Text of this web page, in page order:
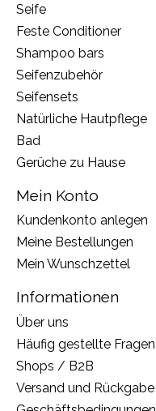
Seife
Feste Conditioner
Shampoo bars
Seifenzubehör
Seifensets
Natürliche Hautpflege
Bad
Gerüche zu Hause
Mein Konto
Kundenkonto anlegen
Meine Bestellungen
Mein Wunschzettel
Informationen
Über uns
Häufig gestellte Fragen
Shops / B2B
Versand und Rückgabe